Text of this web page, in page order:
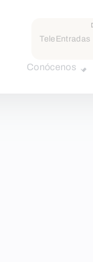
TeleEntradas
Conócenos